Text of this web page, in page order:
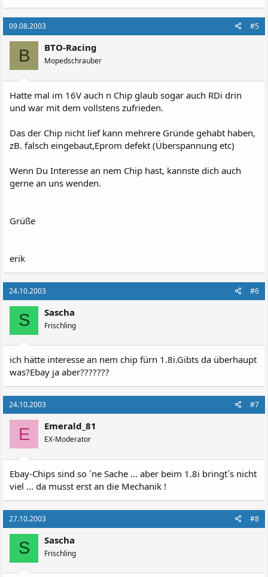
09.08.2003 #5
B BTO-Racing
Mopedschrauber
Hatte mal im 16V auch n Chip glaub sogar auch RDi drin
und war mit dem vollstens zufrieden.
Das der Chip nicht lief kann mehrere Gründe gehabt haben,
zB. falsch eingebaut,Eprom defekt (Überspannung etc)
Wenn Du Interesse an nem Chip hast, kannste dich auch
gerne an uns wenden.
Grüße
erik
24.10.2003 #6
S Sascha
Frischling
ich hätte interesse an nem chip fürn 1.8i.Gibts da überhaupt
was?Ebay ja aber???????
24.10.2003 #7
E Emerald_81
EX-Moderator
Ebay-Chips sind so ´ne Sache ... aber beim 1.8i bringt´s nicht
viel ... da musst erst an die Mechanik !
27.10.2003 #8
S Sascha
Frischling